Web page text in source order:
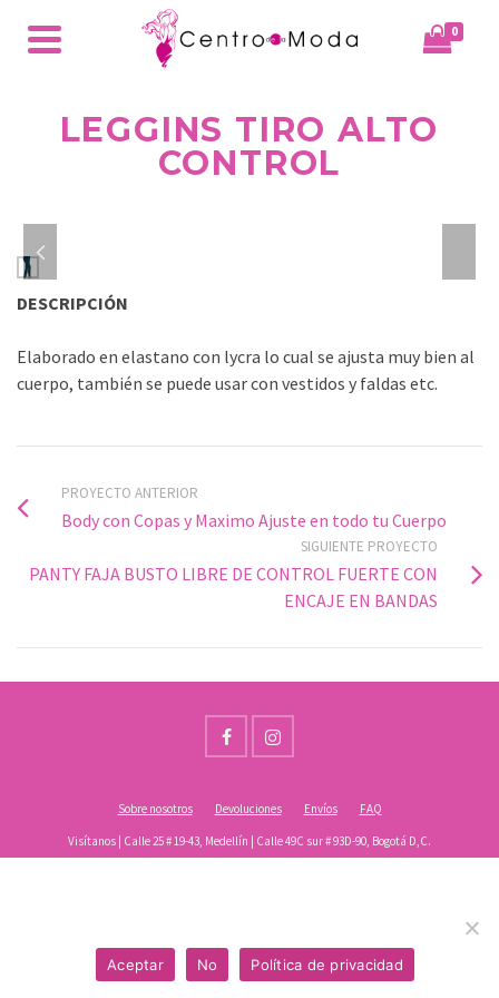
0
LEGGINS TIRO ALTO
CONTROL
DESCRIPCIÓN
Elaborado en elastano con lycra lo cual se ajusta muy bien al
cuerpo, también se puede usar con vestidos y faldas etc.
PROYECTO ANTERIOR
Body con Copas y Maximo Ajuste en todo tu Cuerpo
SIGUIENTE PROYECTO
PANTY FAJA BUSTO LIBRE DE CONTROL FUERTE CON
ENCAJE EN BANDAS
Sobre nosotros Devoluciones Envíos FAQ
Visítanos | Calle 25 # 19-43, Medellín | Calle 49C sur # 93D-90, Bogotá D,C.
Aceptar
No Política de privacidad